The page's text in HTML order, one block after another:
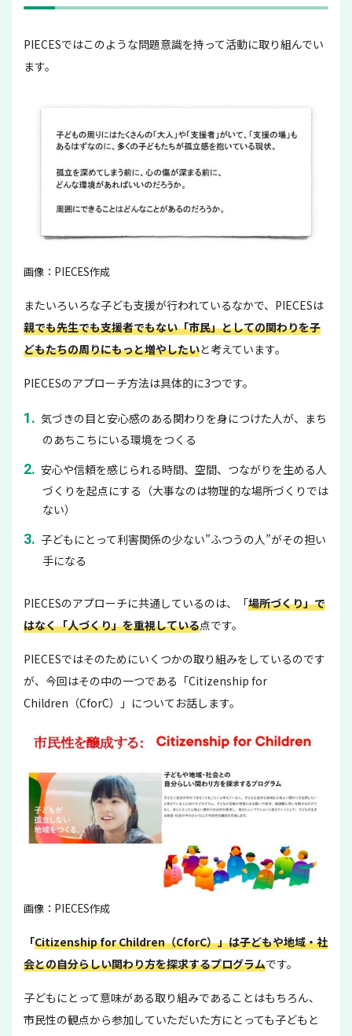
PIECESではこのような問題意識を持って活動に取り組んでい
ます。
画像：PIECES作成
またいろいろな子ども支援が行われているなかで、PIECESは
親でも先生でも支援者でもない「市民」としての関わりを子
どもたちの周りにもっと増やしたいと考えています。
PIECESのアプローチ方法は具体的に3つです。
気づきの目と安心感のある関わりを身につけた人が、まち
のあちこちにいる環境をつくる
安心や信頼を感じられる時間、空間、つながりを生める人
づくりを起点にする（大事なのは物理的な場所づくりでは
ない）
子どもにとって利害関係の少ない”ふつうの人”がその担い
手になる
PIECESのアプローチに共通しているのは、「場所づくり」で
はなく「人づくり」を重視している点です。
PIECESではそのためにいくつかの取り組みをしているのです
が、今回はその中の一つである「Citizenship for
Children（CforC）」についてお話します。
画像：PIECES作成
「Citizenship for Children（CforC）」は子どもや地域・社
会との自分らしい関わり方を探求するプログラムです。
子どもにとって意味がある取り組みであることはもちろん、
市民性の観点から参加していただいた方にとっても子どもと